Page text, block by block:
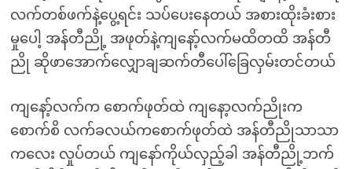
လက်တစ်ဖက်နဲ့ပွေ့ရင်း သပ်ပေးနေတယ် အစားထိုးခံးစား
မှုပေါ့ အန်တီညို့ အဖုတ်နဲ့ကျနော့်လက်မထိတထိ အန်တီ
ညို ဆိုဖာအောက်လျှောချဆက်တီပေါ်ခြေလှမ်းတင်တယ်
ကျနော့်လက်က စောက်ဖုတ်ထဲ ကျနော့လက်ညိုးက
စောက်စိ လက်ခလယ်ကစောက်ဖုတ်ထဲ အန်တီညိုသာသာ
ကလေး လှုပ်တယ် ကျနော်ကိုယ်လှည့်ခါ အန်တီညို့ဘက်